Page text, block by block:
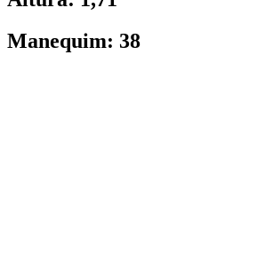
Manequim: 38